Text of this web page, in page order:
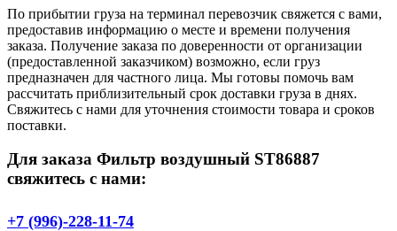
По прибытии груза на терминал перевозчик свяжется с вами,
предоставив информацию о месте и времени получения
заказа. Получение заказа по доверенности от организации
(предоставленной заказчиком) возможно, если груз
предназначен для частного лица. Мы готовы помочь вам
рассчитать приблизительный срок доставки груза в днях.
Свяжитесь с нами для уточнения стоимости товара и сроков
поставки.
Для заказа Фильтр воздушный ST86887
свяжитесь с нами:
+7 (996)-228-11-74